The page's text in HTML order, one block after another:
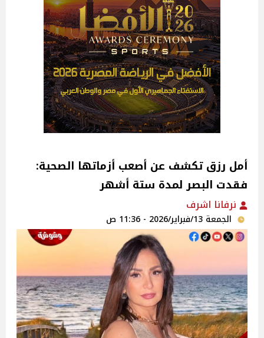
أمل رزق تكشف عن أصعب أزماتها الصحية:
فقدت البصر لمدة ستة أشهر
نرفانا اشرف
الجمعة 13/فبراير/2026 - 11:36 ص